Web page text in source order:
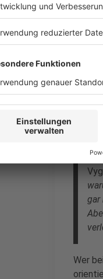
1:1.
Auch
gar
Wer